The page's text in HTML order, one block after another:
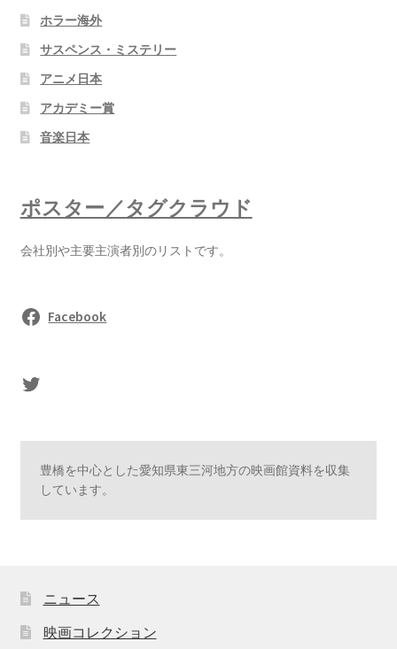
ホラー海外
サスペンス・ミステリー
アニメ日本
アカデミー賞
音楽日本
ポスター／タグクラウド
会社別や主要主演者別のリストです。
Facebook
sasaki's Twitter
豊橋を中心とした愛知県東三河地方の映画館資料を収集
しています。
ニュース
映画コレクション